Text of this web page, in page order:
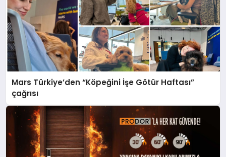
Mars Türkiye’den “Köpeğini İşe Götür Haftası”
çağrısı